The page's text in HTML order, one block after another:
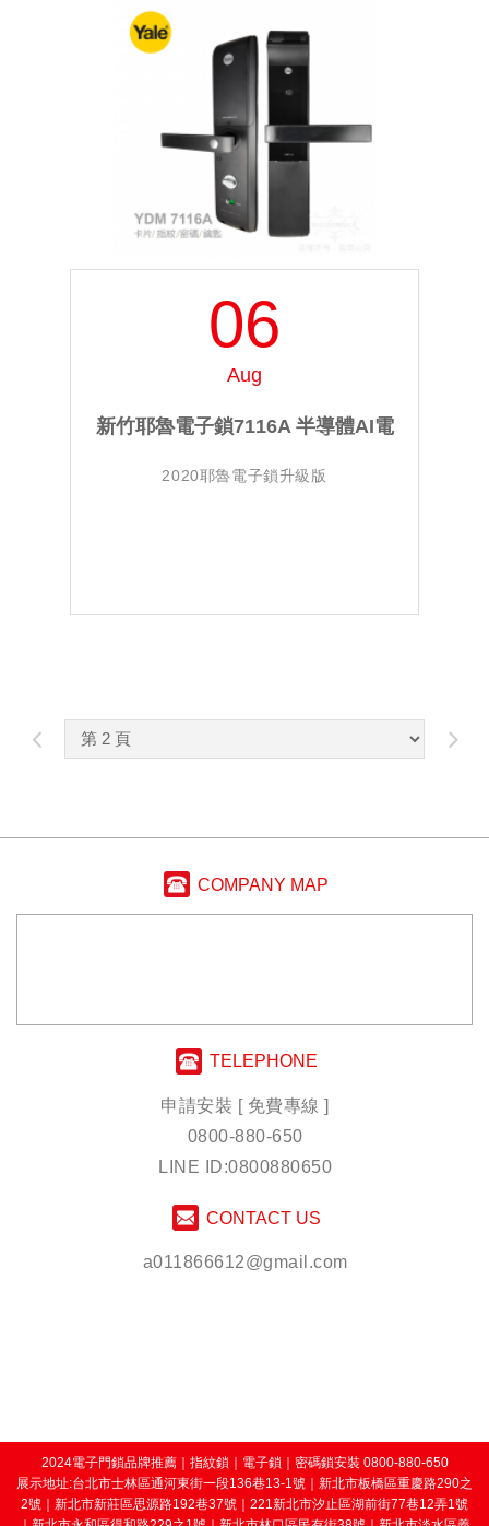
06
Aug
新竹耶魯電子鎖7116A 半導體AI電
容指紋辨識進化版 0800-880-650
2020耶魯電子鎖升級版
COMPANY MAP
TELEPHONE
申請安裝 [ 免費專線 ]
0800-880-650
LINE ID:0800880650
CONTACT US
a011866612@gmail.com
2024電子門鎖品牌推薦｜ 指紋鎖 ｜ 電子鎖 ｜ 密碼鎖安裝0800-880-650
展示地址:台北市士林區通河東街一段136巷13-1號｜新北市板橋區重慶路290之
2號｜新北市新莊區思源路192巷37號｜221新北市汐止區湖前街77巷12弄1號